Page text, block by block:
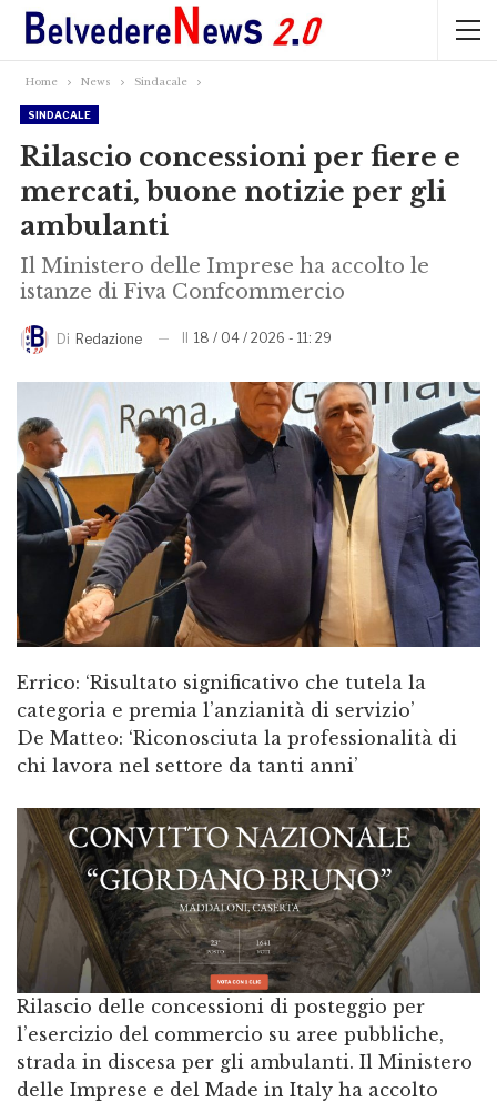
Home News Sindacale
SINDACALE
Rilascio concessioni per fiere e
mercati, buone notizie per gli
ambulanti
Il Ministero delle Imprese ha accolto le
istanze di Fiva Confcommercio
Di Redazione 18 / 04 / 2026 - 11: 29
Errico: ‘Risultato significativo che tutela la
categoria e premia l’anzianità di servizio’
De Matteo: ‘Riconosciuta la professionalità di
chi lavora nel settore da tanti anni’
Rilascio delle concessioni di posteggio per
l’esercizio del commercio su aree pubbliche,
strada in discesa per gli ambulanti. Il Ministero
delle Imprese e del Made in Italy ha accolto